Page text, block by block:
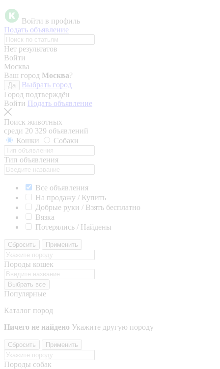
Войти в профиль
Подать объявление
Нет результатов
Войти
Москва
Ваш город Москва?
Да
Выбрать город
Город подтверждён
Войти Подать объявление
Поиск животных
среди 20 329 объявлений
Кошки
Собаки
Тип объявления
Все объявления
На продажу / Купить
Добрые руки / Взять бесплатно
Вязка
Потерялись / Найдены
Сбросить Применить
Породы кошек
Выбрать все
Популярные
Каталог пород
Ничего не найдено Укажите другую породу
Сбросить Применить
Породы собак